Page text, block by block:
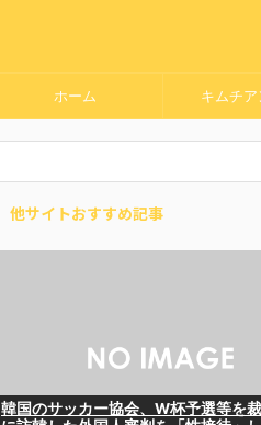
ホーム キムチ
他サイトおすすめ記事
韓国のサッカー協会、W杯予選等を